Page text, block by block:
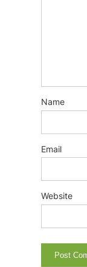
Name
Email
Website